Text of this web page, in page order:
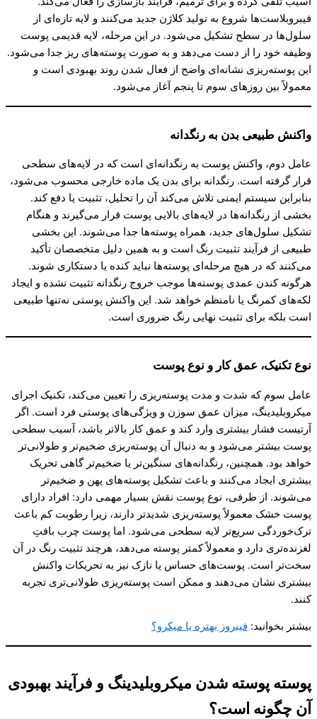
فیبروبلاست‌ها شروع به تولید کلاژن جدید می‌کنند و لایه تازه‌ای از
سلول‌ها در سطح تشکیل می‌شود. در این مرحله، لایه قدیمی پوست
وظیفه خود را از دست می‌دهد و به صورت پوسته‌های ریز جدا می‌شود.
این پوسته‌ریزی نشانه‌ای واضح از فعال شدن روند بهبودی است و
معمولاً بین روزهای سوم تا پنجم آغاز می‌شود.
واکنش طبیعی بدن به رنگدانه
عامل دوم، واکنش پوست به رنگدانه‌ای است که در لایه‌های سطحی
قرار گرفته است. رنگدانه برای بدن یک ماده خارجی محسوب می‌شود،
بنابراین سیستم ایمنی تلاش می‌کند آن را تحلیل، تثبیت یا دفع کند.
بخشی از رنگدانه‌ها در لایه‌های بالایی پوست قرار می‌گیرند و هنگام
تشکیل سلول‌های جدید، همراه پوسته‌ها جدا می‌شوند. این بخشی
طبیعی از فرآیند تثبیت رنگ است و به همین دلیل متخصصان تأکید
می‌کنند که در هیچ مرحله‌ای پوسته‌ها نباید کنده یا دستکاری شوند.
هرگونه کندن عمدی پوسته‌ها موجب خروج رنگدانه تثبیت نشده و ایجاد
لکه‌های کمرنگ یا نامنظم خواهد شد. این واکنش پوستی نه‌تنها طبیعی
است بلکه برای تثبیت نهایی رنگ ضروری است.
نوع تکنیک، عمق کار و نوع پوست
عامل سوم که شدت و مدت پوسته‌ریزی را تعیین می‌کند، تکنیک اجرای
میکروبلیدینگ، میزان عمق سوزن و ویژگی‌های پوستی فرد است. اگر
آرتیست فشار بیشتری وارد کند و عمق کار بالاتر باشد، آسیب سطحی
پوست بیشتر می‌شود و به دنبال آن پوسته‌ریزی ضخیم‌تر و طولانی‌تر
خواهد بود. همچنین، رنگدانه‌های سنگین‌تر یا ضخیم‌تر گاهی تحریک
بیشتری ایجاد می‌کنند و باعث تشکیل پوسته‌های پهن و ضخیم‌تر
می‌شوند. از طرفی، نوع پوست نقش بسیار مهمی دارد: افراد دارای
پوست خشک معمولاً پوسته‌ریزی شدیدتر دارند، زیرا رطوبت کم باعث
ترک‌خوردگی سریع‌تر لایه سطحی می‌شود. اما پوست چرب بافتِ
لغزنده‌تری دارد و معمولاً کمتر پوسته می‌دهد، هرچند تثبیت رنگ در آن
سخت‌تر است. پوست‌های حساس یا نازک نیز به تحریکات واکنش
بیشتری نشان می‌دهند و ممکن است پوسته‌ریزی طولانی‌تری تجربه
کنند.
بیشتر بخوانید:فیبروز بهتره یا میکرو؟
پوسته پوسته شدن میکروبلیدینگ و فرآیند بهبودی
آن چگونه است؟